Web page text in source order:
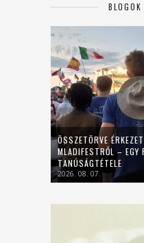
ÖSSZETÖRVE
MLADIFESTRŐL – EGY
TANÚSÁGTÉTELE
2026. 08. 07.